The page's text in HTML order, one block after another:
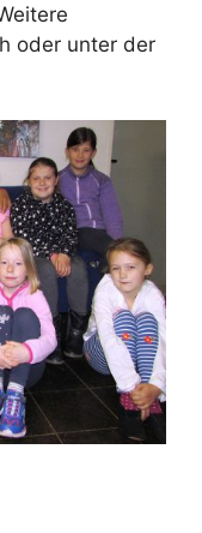
oder unter der